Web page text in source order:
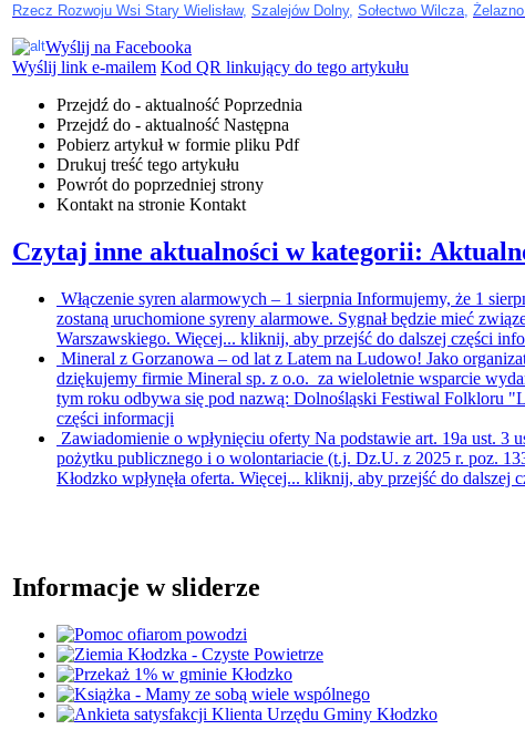
Rzecz Rozwoju Wsi Stary Wielisław, Szalejów Dolny, Sołectwo Wilcza Żelazno.
Wyślij na Facebooka
Wyślij link e-mailem Kod QR linkujący do tego artykułu
Przejdź do - aktualność Poprzednia
Przejdź do - aktualność Następna
Pobierz artykuł w formie pliku Pdf
Drukuj treść tego artykułu
Powrót do poprzedniej strony
Kontakt na stronie Kontakt
Czytaj inne aktualności w kategorii:
Włączenie syren alarmowych – 1 sierpnia Informujemy, że 1
zostaną uruchomione syreny alarmowe. Sygnał będzie mieć
Warszawskiego. Więcej... kliknij, aby przejść do dalszej części
Mineral z Gorzanowa – od lat z Latem na Ludowo! Jako
dziękujemy firmie Mineral sp. z o.o. za wieloletnie wsparcie
tym roku odbywa się pod nazwą: Dolnośląski Festiwal Folkloru
części informacji
Zawiadomienie o wpłynięciu oferty Na podstawie art. 19a ust. 3
pożytku publicznego i o wolontariacie (t.j. Dz.U. z 2025 r. poz.
Kłodzko wpłynęła oferta. Więcej... kliknij, aby przejść do dalszej
Informacje w sliderze